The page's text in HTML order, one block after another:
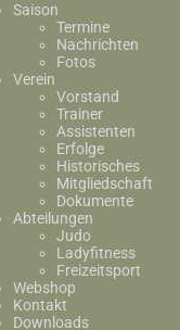
Saison
Termine
Nachrichten
Fotos
Verein
Vorstand
Trainer
Assistenten
Erfolge
Historisches
Mitgliedschaft
Dokumente
Abteilungen
Judo
Ladyfitness
Freizeitsport
Webshop
Kontakt
Downloads